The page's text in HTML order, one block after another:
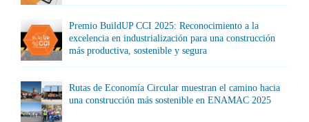
Premio BuildUP CCI 2025: Reconocimiento a la
excelencia en industrialización para una construcción
más productiva, sostenible y segura
Rutas de Economía Circular muestran el camino hacia
una construcción más sostenible en ENAMAC 2025